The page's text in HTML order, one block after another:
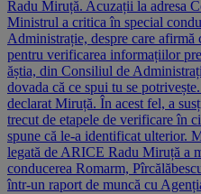
Radu Miruță. Acuzații la adresa
Ministrul a critica în special
Administrație, despre care afirmă
pentru verificarea informațiilor
ăștia, din Consiliul de
dovada că ce spui tu se
declarat Miruță. În acest fel, a
trecut de etapele de verificare în
spune că le-a identificat ulterior.
legată de ARICE Radu Miruță a
conducerea Romarm,
într-un raport de muncă cu